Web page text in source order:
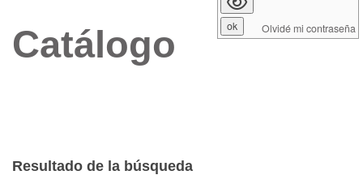
Catálogo
Resultado de la búsqueda
Olvidé mi contraseña